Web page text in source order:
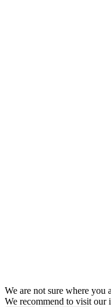
We are not sure where you
We recommend to visit our